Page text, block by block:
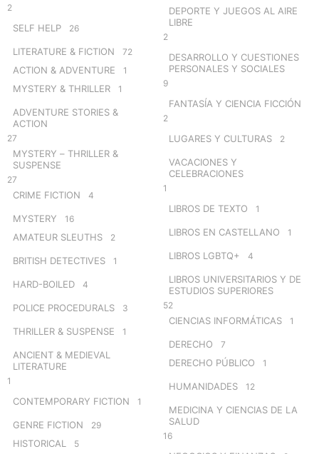
2
SELF HELP 26
LITERATURE & FICTION 72
ACTION & ADVENTURE 1
MYSTERY & THRILLER 1
ADVENTURE STORIES &
ACTION
27
MYSTERY – THRILLER &
SUSPENSE
27
CRIME FICTION 4
MYSTERY 16
AMATEUR SLEUTHS 2
BRITISH DETECTIVES 1
HARD-BOILED 4
POLICE PROCEDURALS 3
THRILLER & SUSPENSE 1
ANCIENT & MEDIEVAL
LITERATURE
1
CONTEMPORARY FICTION 1
GENRE FICTION 29
HISTORICAL 5
DEPORTE Y JUEGOS AL AIRE
LIBRE
2
DESARROLLO Y CUESTIONES
PERSONALES Y SOCIALES
9
FANTASÍA Y CIENCIA FICCIÓN
2
LUGARES Y CULTURAS 2
VACACIONES Y
CELEBRACIONES
1
LIBROS DE TEXTO 1
LIBROS EN CASTELLANO 1
LIBROS LGBTQ+ 4
LIBROS UNIVERSITARIOS Y DE
ESTUDIOS SUPERIORES
52
CIENCIAS INFORMÁTICAS 1
DERECHO 7
DERECHO PÚBLICO 1
HUMANIDADES 12
MEDICINA Y CIENCIAS DE LA
SALUD
16